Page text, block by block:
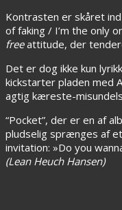
Kontrasten er skåret
of faking / I’m the only
freeattitude, der
Det er dog ikke kun
kickstarter pladen med
agtig kæreste-
“Pocket”, der er en af
pludselig sprænges af
invitation: »Do you
(Lean Heuch Hansen)